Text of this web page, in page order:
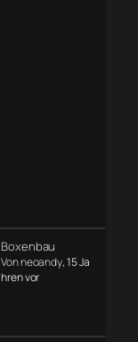
Boxenbau
Von neoandy, 15 Ja
hren vor